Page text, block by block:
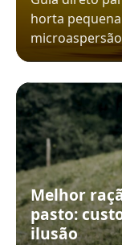
horta
Melhor
pasto:
ilusão